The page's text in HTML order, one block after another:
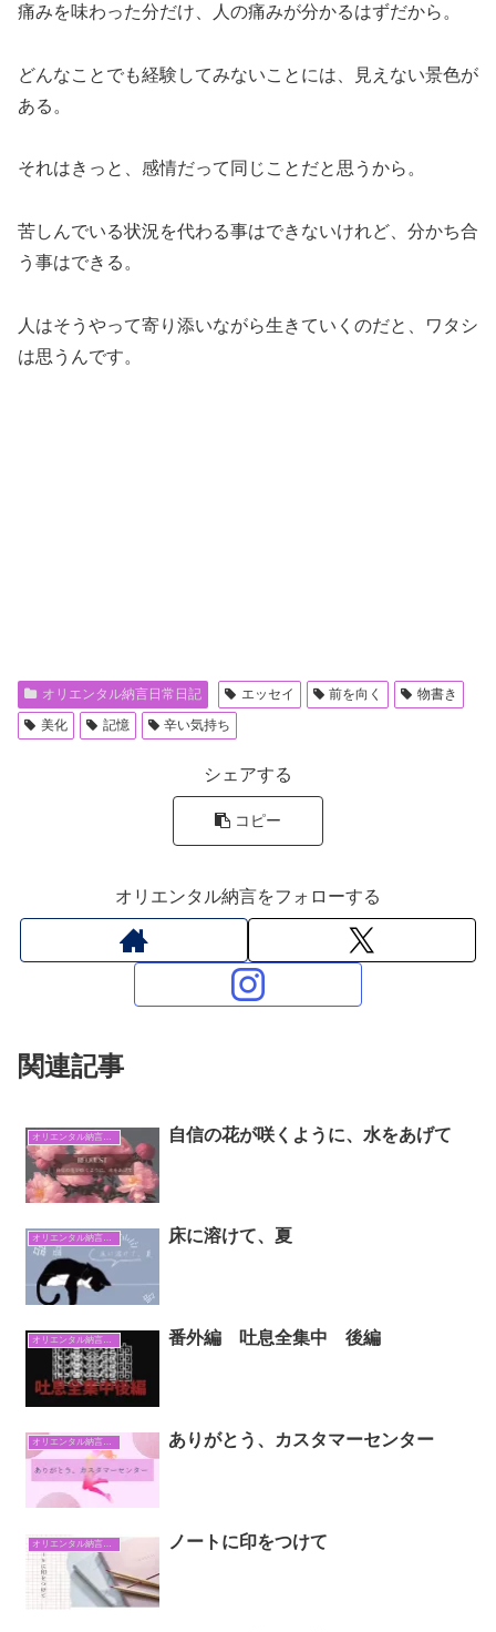
痛みを味わった分だけ、人の痛みが分かるはずだから。
どんなことでも経験してみないことには、見えない景色が
ある。
それはきっと、感情だって同じことだと思うから。
苦しんでいる状況を代わる事はできないけれど、分かち合
う事はできる。
人はそうやって寄り添いながら生きていくのだと、ワタシ
は思うんです。
オリエンタル納言日常日記 エッセイ 前を向く
物書き
美化
記憶 辛い気持ち
シェアする
コピー
オリエンタル納言をフォローする
関連記事
オリエンタル納言日常日記 自信の花が咲くように、水をあげて
オリエンタル納言日常日記 床に溶けて、夏
オリエンタル納言日常日記 番外編 吐息全集中 後編
オリエンタル納言日常日記 ありがとう、カスタマーセンター
オリエンタル納言日常日記 ノートに印をつけて